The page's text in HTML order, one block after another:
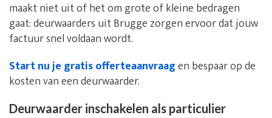
maakt niet uit of het om grote of kleine bedragen
gaat: deurwaarders uit Brugge zorgen ervoor dat jouw
factuur snel voldaan wordt.
Start nu je gratis offerteaanvraagen bespaar op de
kosten van een deurwaarder.
Deurwaarder inschakelen als particulier